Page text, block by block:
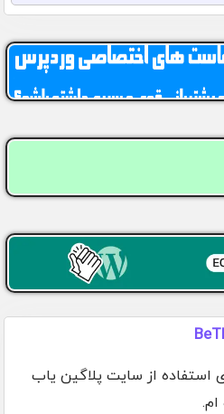
استفاده از سایت پلاگین یاب
ام.